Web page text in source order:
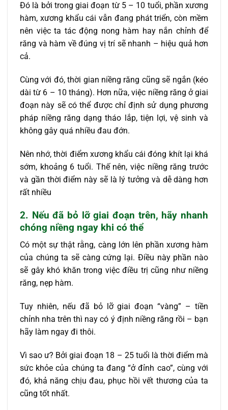
Đó là bởi trong giai đoạn từ 5 – 10 tuổi, phần xương
hàm, xương khẩu cái vẫn đang phát triển, còn mềm
nên việc ta tác động nong hàm hay nắn chỉnh để
răng và hàm về đúng vị trí sẽ nhanh – hiệu quả hơn
cả.
Cùng với đó, thời gian niềng răng cũng sẽ ngắn (kéo
dài từ 6 – 10 tháng). Hơn nữa, việc niềng răng ở giai
đoạn này sẽ có thể được chỉ định sử dụng phương
pháp niềng răng dạng tháo lắp, tiện lợi, vệ sinh và
không gây quá nhiều đau đớn.
Nên nhớ, thời điểm xương khẩu cái đóng khít lại khá
sớm, khoảng 6 tuổi. Thế nên, việc niềng răng trước
và gần thời điểm này sẽ là lý tưởng và dễ dàng hơn
rất nhiều
2. Nếu đã bỏ lỡ giai đoạn trên, hãy nhanh
chóng niềng ngay khi có thể
Có một sự thật rằng, càng lớn lên phần xương hàm
của chúng ta sẽ càng cứng lại. Điều này phần nào
sẽ gây khó khăn trong việc điều trị cũng như niềng
răng, nẹp hàm.
Tuy nhiên, nếu đã bỏ lỡ giai đoạn “vàng” – tiền
chỉnh nha trên thì nay có ý định niềng răng rồi – bạn
hãy làm ngay đi thôi.
Vì sao ư? Bởi giai đoạn 18 – 25 tuổi là thời điểm mà
sức khỏe của chúng ta đang “ở đỉnh cao”, cùng với
đó, khả năng chịu đau, phục hồi vết thương của ta
cũng tốt nhất.